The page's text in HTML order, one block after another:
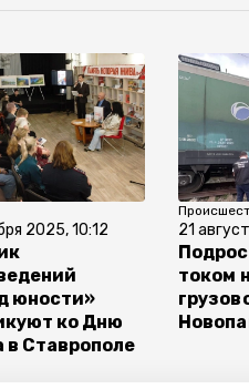
2025, 10:12
юности»
ко Дню
в Ставрополе
21
током